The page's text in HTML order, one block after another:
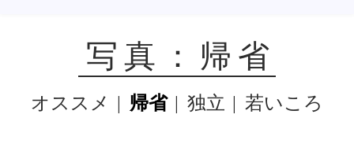
写真：帰省
SUBMENU
オススメ 帰省 独立 若いころ